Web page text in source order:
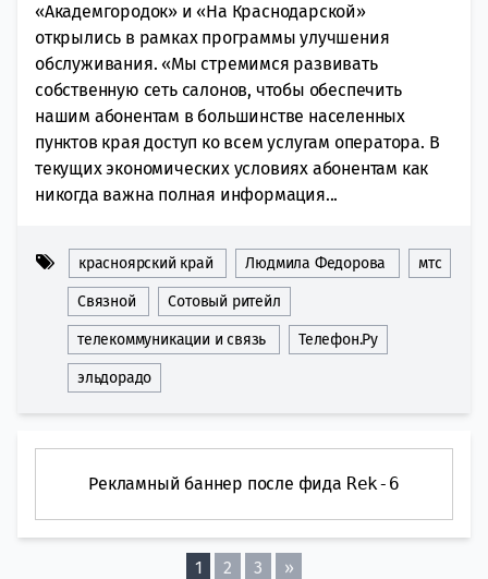
«Академгородок» и «На Краснодарской»
открылись в рамках программы улучшения
обслуживания. «Мы стремимся развивать
собственную сеть салонов, чтобы обеспечить
нашим абонентам в большинстве населенных
пунктов края доступ ко всем услугам оператора. В
текущих экономических условиях абонентам как
никогда важна полная информация...
красноярский край Людмила Федорова мтс
Связной Сотовый ритейл
телекоммуникации и связь Телефон.Ру
эльдорадо
Рекламный баннер после фида Rek-6
1 2 3 »